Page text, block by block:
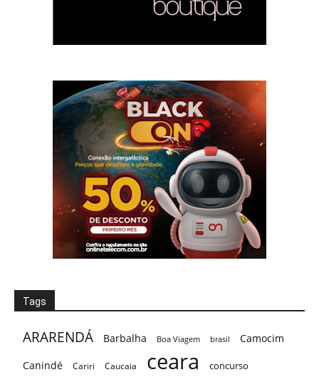
Tags
ARARENDÁ Barbalha Boa Viagem brasil
Camocim
Canindé
Cariri Caucaia ceara concurso